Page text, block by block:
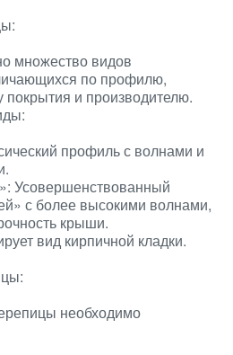
множество видов
по профилю,
и производителю.
профиль с волнами и
Усовершенствованный
с более высокими волнами,
крыши.
вид кирпичной кладки.
необходимо